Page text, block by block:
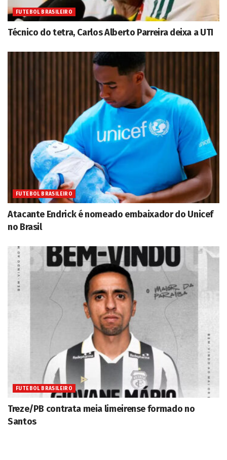
FUTEBOL BRASILEIRO
Técnico do tetra, Carlos Alberto Parreira deixa a UTI
FUTEBOL BRASILEIRO
Atacante Endrick é nomeado embaixador do Unicef
no Brasil
FUTEBOL BRASILEIRO
Treze/PB contrata meia limeirense formado no
Santos